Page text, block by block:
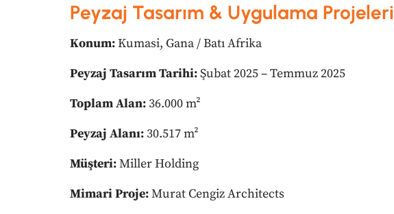
Peyzaj Tasarım & Uygulama Projeleri
Konum:Kumasi, Gana / Batı Afrika
Peyzaj Tasarım Tarihi:Şubat 2025 – Temmuz 2025
Toplam Alan:36.000 m²
Peyzaj Alanı:30.517 m²
Müşteri:Miller Holding
Mimari Proje:Murat Cengiz Architects